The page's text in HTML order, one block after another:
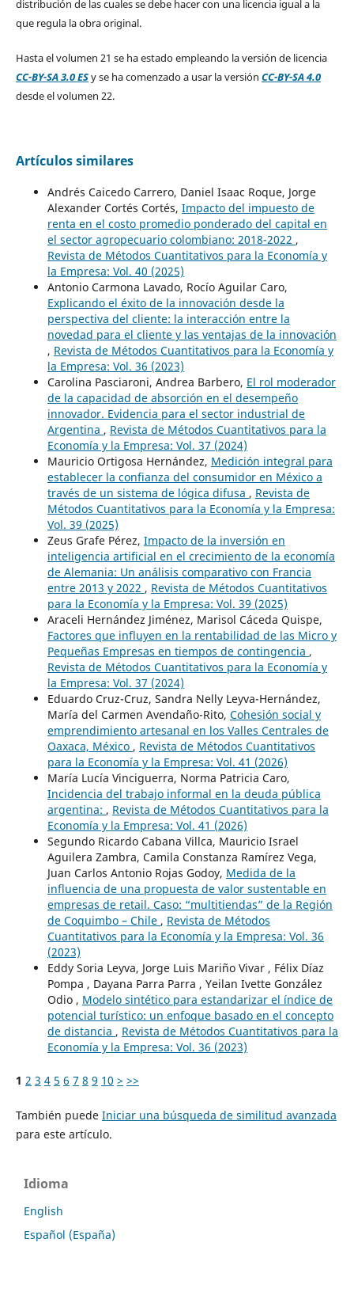
distribución de las cuales se debe hacer con una licencia igual a la
que regula la obra original.
Hasta el volumen 21 se ha estado empleando la versión de licencia
CC-BY-SA 3.0 ESy se ha comenzado a usar la versión CC-BY-SA 4.0
desde el volumen 22.
Artículos similares
Andrés Caicedo Carrero, Daniel Isaac Roque, Jorge
Alexander Cortés Cortés, Impacto del impuesto de
renta en el costo promedio ponderado del capital en
el sector agropecuario colombiano: 2018-2022 ,
Revista de Métodos Cuantitativos para la Economía y
la Empresa: Vol. 40 (2025)
Antonio Carmona Lavado, Rocío Aguilar Caro,
Explicando el éxito de la innovación desde la
perspectiva del cliente: la interacción entre la
novedad para el cliente y las ventajas de la innovación
, Revista de Métodos Cuantitativos para la Economía y
la Empresa: Vol. 36 (2023)
Carolina Pasciaroni, Andrea Barbero, El rol moderador
de la capacidad de absorción en el desempeño
innovador. Evidencia para el sector industrial de
Argentina , Revista de Métodos Cuantitativos para la
Economía y la Empresa: Vol. 37 (2024)
Mauricio Ortigosa Hernández, Medición integral para
establecer la confianza del consumidor en México a
través de un sistema de lógica difusa , Revista de
Métodos Cuantitativos para la Economía y la Empresa:
Vol. 39 (2025)
Zeus Grafe Pérez, Impacto de la inversión en
inteligencia artificial en el crecimiento de la economía
de Alemania: Un análisis comparativo con Francia
entre 2013 y 2022 , Revista de Métodos Cuantitativos
para la Economía y la Empresa: Vol. 39 (2025)
Araceli Hernández Jiménez, Marisol Cáceda Quispe,
Factores que influyen en la rentabilidad de las Micro y
Pequeñas Empresas en tiempos de contingencia ,
Revista de Métodos Cuantitativos para la Economía y
la Empresa: Vol. 37 (2024)
Eduardo Cruz-Cruz, Sandra Nelly Leyva-Hernández,
María del Carmen Avendaño-Rito, Cohesión social y
emprendimiento artesanal en los Valles Centrales de
Oaxaca, México , Revista de Métodos Cuantitativos
para la Economía y la Empresa: Vol. 41 (2026)
María Lucía Vinciguerra, Norma Patricia Caro,
Incidencia del trabajo informal en la deuda pública
argentina: , Revista de Métodos Cuantitativos para la
Economía y la Empresa: Vol. 41 (2026)
Segundo Ricardo Cabana Villca, Mauricio Israel
Aguilera Zambra, Camila Constanza Ramírez Vega,
Juan Carlos Antonio Rojas Godoy, Medida de la
influencia de una propuesta de valor sustentable en
empresas de retail. Caso: “multitiendas” de la Región
de Coquimbo – Chile , Revista de Métodos
Cuantitativos para la Economía y la Empresa: Vol. 36
(2023)
Eddy Soria Leyva, Jorge Luis Mariño Vivar , Félix Díaz
Pompa , Dayana Parra Parra , Yeilan Ivette González
Odio , Modelo sintético para estandarizar el índice de
potencial turístico: un enfoque basado en el concepto
de distancia , Revista de Métodos Cuantitativos para la
Economía y la Empresa: Vol. 36 (2023)
1 2 3 4 5 6 7 8 9 10 > >>
También puede Iniciar una búsqueda de similitud avanzada
para este artículo.
Idioma
English
Español (España)